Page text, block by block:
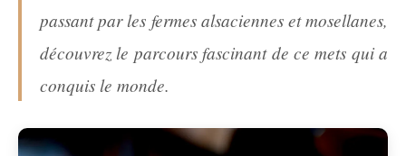
passant par les fermes alsaciennes et mosellanes,
découvrez le parcours fascinant de ce mets qui a
conquis le monde.